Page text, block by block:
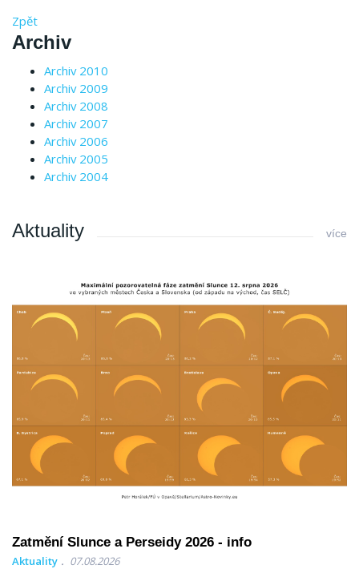
Zpět
Archiv
Archiv 2010
Archiv 2009
Archiv 2008
Archiv 2007
Archiv 2006
Archiv 2005
Archiv 2004
Aktuality více
Zatmění Slunce a Perseidy 2026 - info
Aktuality 07.08.2026